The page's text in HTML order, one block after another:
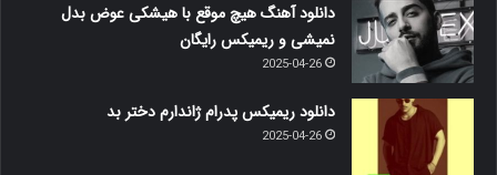
دانلود آهنگ هیچ موقع با هیشکی عوض بدل
نمیشی و ریمیکس رایگان
2025-04-26
دانلود ریمیکس پدرام ژاندارم دختر بد
2025-04-26